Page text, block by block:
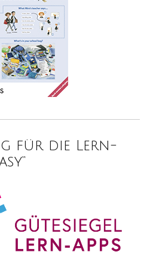
für die Lern-